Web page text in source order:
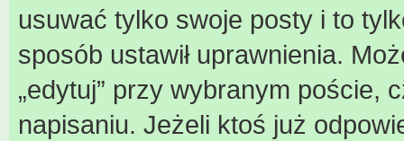
usuwać tylko swoje posty i to
sposób ustawił uprawnienia.
„edytuj” przy wybranym poście,
napisaniu. Jeżeli ktoś już